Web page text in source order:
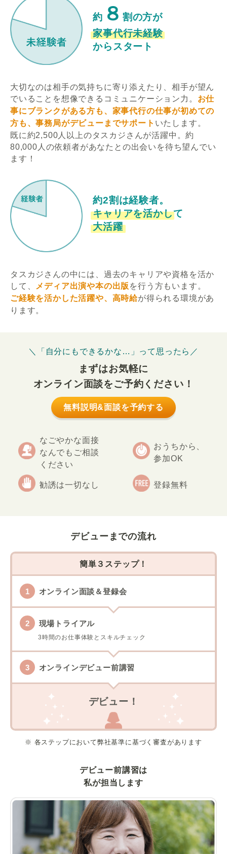
約 ８ 割の方が
家事代行未経験
からスタート
大切なのは相手の気持ちに寄り添えたり、相手が望ん
でいることを想像できるコミュニケーション力。 お仕
事にブランクがある方も、家事代行の仕事が初めての
方も、事務局がデビューまでサポート いたします。
既に約2,500人以上のタスカジさんが活躍中。約
80,000人の依頼者があなたとの出会いを待ち望んでい
ます！
約2割は経験者。
キャリアを活かして
大活躍
タスカジさんの中には、過去のキャリアや資格を活か
して、
メディア出演や本の出版 を行う方もいます。
ご経験を活かした活躍や、高時給が得られる環境があ
ります。
＼「自分にもできるかな…」って思ったら／
まずはお気軽に
オンライン面談をご予約ください！
無料説明&面談を予約する
なごやかな面接
なんでもご相談
ください
おうちから、
参加OK
勧誘は一切なし 登録無料
デビューまでの流れ
簡単３ステップ！
オンライン面談＆登録会
現場トライアル
3時間のお仕事体験とスキルチェック
オンラインデビュー前講習
デビュー！
※ 各ステップにおいて弊社基準に基づく審査があります
デビュー前講習は
私が担当します